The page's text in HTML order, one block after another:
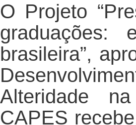
O Projeto
graduações:
brasileira”,
Alteridade
CAPES